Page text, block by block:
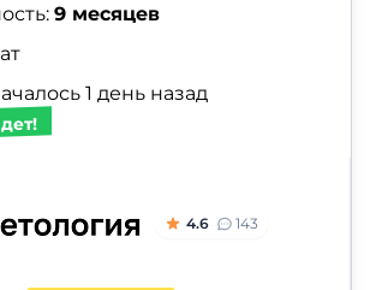
9 месяцев
1 день назад
4.6 143